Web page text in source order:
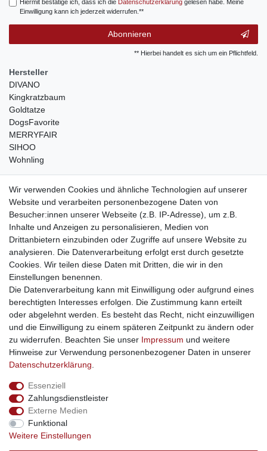
Hiermit bestätige ich, dass ich die Daten­schutz­erklärunggelesen habe. Meine
Einwilligung kann ich jederzeit widerrufen.**
Abonnieren
** Hierbei handelt es sich um ein Pflichtfeld.
Hersteller
DIVANO
Kingkratzbaum
Goldtatze
DogsFavorite
MERRYFAIR
SIHOO
Wohnling
weitere Shops
traumlampen- Lampen und Kronleuchter
kinderwagencenter- Exklusive und günstige Kinderwagen
gastrogeraete24- alles für Gastronomie und Imbiss
soziale Medien
Facebook
sicher einkaufen
Sichere Bestellung und Zahlung via SSL Verschlüsselung
Wir verwenden Cookies und ähnliche Technologien auf unserer
Website und verarbeiten personenbezogene Daten von
Besucher:innen unserer Webseite (z.B. IP-Adresse), um z.B.
Inhalte und Anzeigen zu personalisieren, Medien von
Drittanbietern einzubinden oder Zugriffe auf unsere Website zu
analysieren. Die Datenverarbeitung erfolgt erst durch gesetzte
Cookies. Wir teilen diese Daten mit Dritten, die wir in den
Einstellungen benennen.
Die Datenverarbeitung kann mit Einwilligung oder aufgrund eines
berechtigten Interesses erfolgen. Die Zustimmung kann erteilt
oder abgelehnt werden. Es besteht das Recht, nicht einzuwilligen
und die Einwilligung zu einem späteren Zeitpunkt zu ändern oder
zu widerrufen. Beachten Sie unser Impressum und weitere
Hinweise zur Verwendung personenbezogener Daten in unserer
Daten­schutz­erklärung
Essenziell
Zahlungsdienstleister
Externe Medien
Funktional
Weitere Einstellungen
Widerrufs­recht Widerrufs­formular
Daten­schutz­erklärung